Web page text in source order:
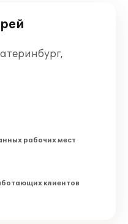
рабочих мест
клиентов